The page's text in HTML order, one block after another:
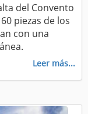
del Convento
piezas de los
con una
Leer más...